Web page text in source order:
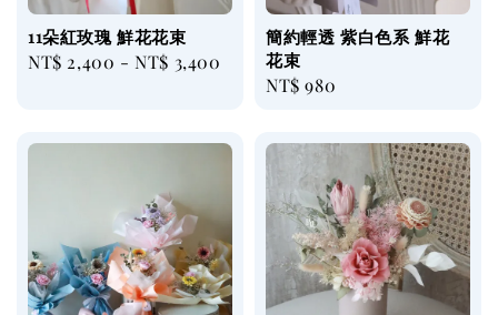
11朵紅玫瑰 鮮花花束
Regular
NT$ 2,400 -NT$ 3,400
簡約輕透 紫白色系 鮮花
花束
Regular
NT$ 980